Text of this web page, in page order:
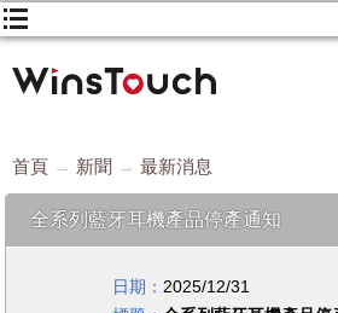
首頁 新聞 最新消息
全系列藍牙耳機產品停產通知
日期： 2025/12/31